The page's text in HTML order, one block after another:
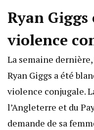
Ryan
violence
La semaine
Ryan Giggs a été
violence conjugale.
l’Angleterre et du
demande de sa